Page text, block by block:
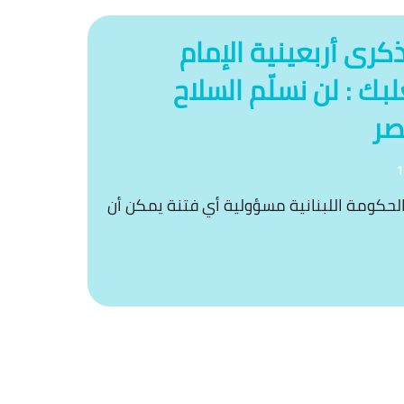
أربعينية الإمام
: لن نسلّم السلاح
اللبنانية مسؤولية أي فتنة يمكن أن